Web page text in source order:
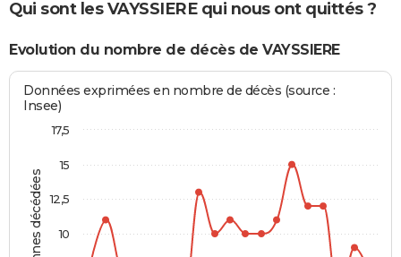
Qui sont les VAYSSIERE qui nous ont quittés ?
Evolution du nombre de décès de VAYSSIERE
Données exprimées en nombre de décès (source :
Insee)
10
12,5
15
17,5